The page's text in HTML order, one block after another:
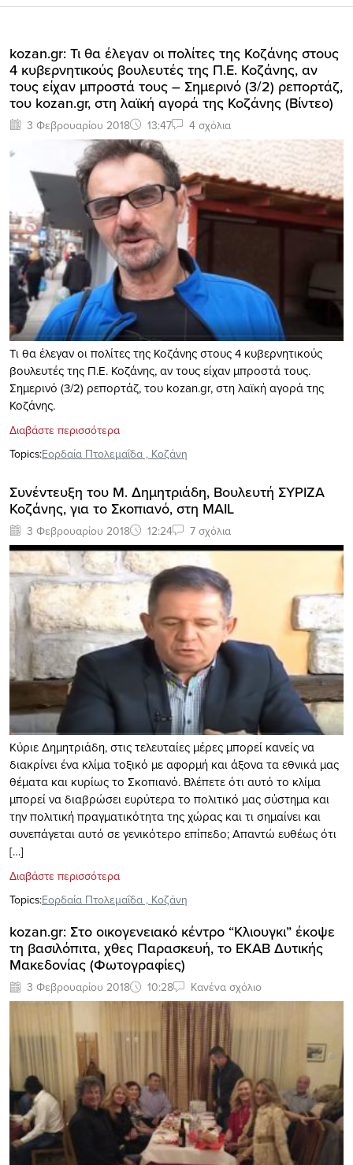
kozan.gr: Τι θα έλεγαν οι πολίτες της Κοζάνης στους
4 κυβερνητικούς βουλευτές της Π.Ε. Κοζάνης, αν
τους είχαν μπροστά τους – Σημερινό (3/2) ρεπορτάζ,
του kozan.gr, στη λαϊκή αγορά της Κοζάνης (Βίντεο)
3 Φεβρουαρίου 2018 13:47 4 σχόλια
Τι θα έλεγαν οι πολίτες της Κοζάνης στους 4 κυβερνητικούς
βουλευτές της Π.Ε. Κοζάνης, αν τους είχαν μπροστά τους.
Σημερινό (3/2) ρεπορτάζ, του kozan.gr, στη λαϊκή αγορά της
Κοζάνης.
Διαβάστε περισσότερα
Topics:Εορδαία Πτολεμαΐδα , Κοζάνη
Συνέντευξη του Μ. Δημητριάδη, Βουλευτή ΣΥΡΙΖΑ
Κοζάνης, για το Σκοπιανό, στη MAIL
3 Φεβρουαρίου 2018 12:24 7 σχόλια
Κύριε Δημητριάδη, στις τελευταίες μέρες μπορεί κανείς να
διακρίνει ένα κλίμα τοξικό με αφορμή και άξονα τα εθνικά μας
θέματα και κυρίως το Σκοπιανό. Βλέπετε ότι αυτό το κλίμα
μπορεί να διαβρώσει ευρύτερα το πολιτικό μας σύστημα και
την πολιτική πραγματικότητα της χώρας και τι σημαίνει και
συνεπάγεται αυτό σε γενικότερο επίπεδο; Απαντώ ευθέως ότι
[…]
Διαβάστε περισσότερα
Topics:Εορδαία Πτολεμαΐδα , Κοζάνη
kozan.gr: Στο οικογενειακό κέντρο “Κλιουγκι” έκοψε
τη βασιλόπιτα, χθες Παρασκευή, το EΚΑΒ Δυτικής
Μακεδονίας (Φωτογραφίες)
3 Φεβρουαρίου 2018 10:28 Κανένα σχόλιο